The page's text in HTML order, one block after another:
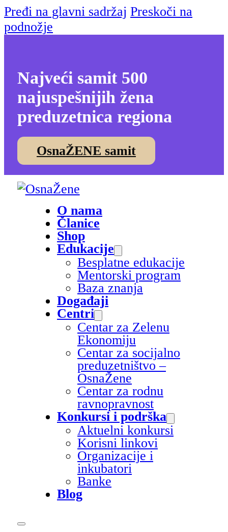
Pređi na glavni sadržaj Preskoči na
podnožje
Najveći samit 500
najuspešnijih žena
preduzetnica regiona
OsnaŽENE samit
O nama
Članice
Shop
Edukacije
Besplatne edukacije
Mentorski program
Baza znanja
Događaji
Centri
Centar za Zelenu
Ekonomiju
Centar za socijalno
preduzetništvo –
OsnaŽene
Centar za rodnu
ravnopravnost
Konkursi i podrška
Aktuelni konkursi
Korisni linkovi
Organizacije i
inkubatori
Banke
Blog